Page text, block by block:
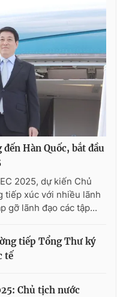
Hàn Quốc, bắt đầu
2025, dự kiến Chủ
tiếp xúc với nhiều lãnh
gỡ lãnh đạo các tập...
tiếp Tổng Thư ký
tế
Chủ tịch nước